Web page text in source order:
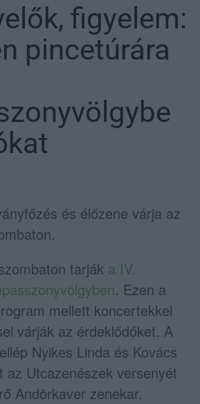
figyelem:
pincetúrára
és élőzene várja az
tarják a IV.
. Ezen a
mellett koncertekkel
várják az érdeklődőket. A
Nyikes Linda és Kovács
az Utcazenészek versenyét
Andörkaver zenekar.